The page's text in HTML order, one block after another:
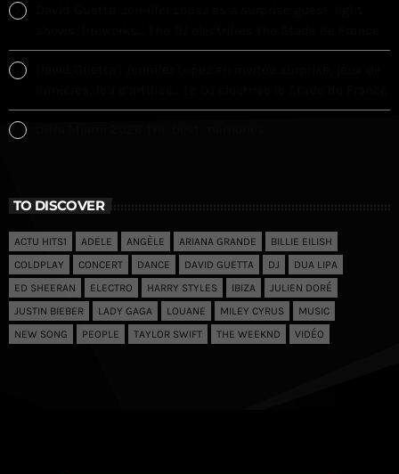
TO DISCOVER
ACTU HITS1 ADELE ANGÈLE ARIANA GRANDE
BILLIE EILISH
COLDPLAY
CONCERT DANCE DAVID GUETTA DJ
DUA LIPA
ED SHEERAN
ELECTRO HARRY STYLES IBIZA
JULIEN DORÉ
JUSTIN BIEBER
LADY GAGA LOUANE MILEY CYRUS
MUSIC
NEW SONG
PEOPLE TAYLOR SWIFT THE WEEKND VIDÉO